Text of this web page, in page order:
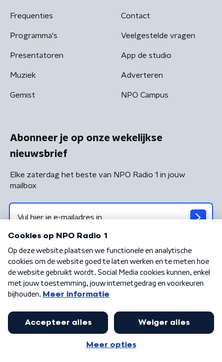
Frequenties
Programma's
Presentatoren
Muziek
Gemist
Contact
Veelgestelde vragen
App de studio
Adverteren
NPO Campus
Abonneer je op onze wekelijkse
nieuwsbrief
Elke zaterdag het beste van NPO Radio 1 in jouw
mailbox
Algemene voorwaarden